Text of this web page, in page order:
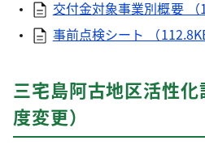
交付金対象事業別概要 （
事前点検シート （
三宅島阿古地区活性
度変更）